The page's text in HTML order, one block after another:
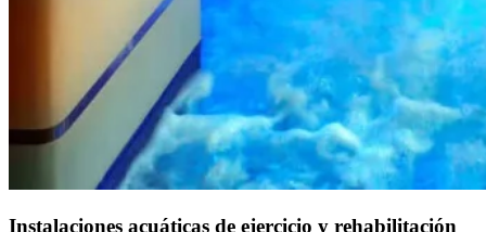
Instalaciones acuáticas de ejercicio y rehabilitación